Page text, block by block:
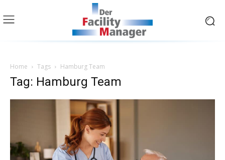
Home Tags Hamburg Team
Tag: Hamburg Team